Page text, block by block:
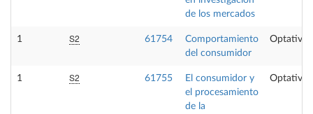
de los mercados
1 S2 61754
Comportamiento
del consumidor
Optativa
1 S2 61755
El consumidor y
el procesamiento
de la
Optativa